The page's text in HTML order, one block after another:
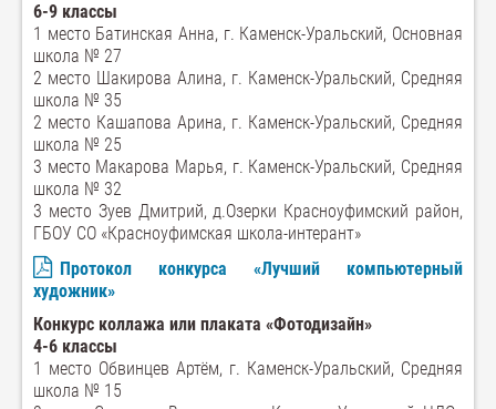
6-9 классы
1 место Батинская Анна, г. Каменск-Уральский, Основная
школа № 27
2 место Шакирова Алина, г. Каменск-Уральский, Средняя
школа № 35
2 место Кашапова Арина, г. Каменск-Уральский, Средняя
школа № 25
3 место Макарова Марья, г. Каменск-Уральский, Средняя
школа № 32
3 место Зуев Дмитрий, д.Озерки Красноуфимский район,
ГБОУ СО «Красноуфимская школа-интерант»
Протокол конкурса «Лучший компьютерный
художник»
Конкурс коллажа или плаката «Фотодизайн»
4-6 классы
1 место Обвинцев Артём, г. Каменск-Уральский, Средняя
школа № 15